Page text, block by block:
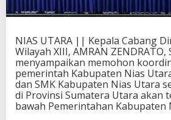
NIAS UTARA || Kepala Cabang
Wilayah XIII, AMRAN ZENDRATO,
menyampaikan memohon
pemerintah Kabupaten Nias
dan SMK Kabupaten Nias Utara
di Provinsi Sumatera Utara akan
bawah Pemerintahan Kabupaten